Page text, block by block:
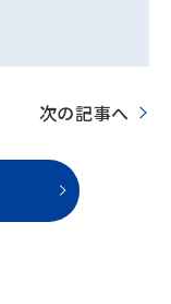
次の記事へ